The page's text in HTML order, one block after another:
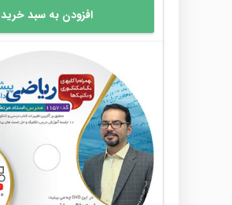
افزودن به سبد خرید